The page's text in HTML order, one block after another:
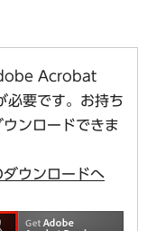
Acrobat
要です。お持ち
ンロードできま
ウンロードへ